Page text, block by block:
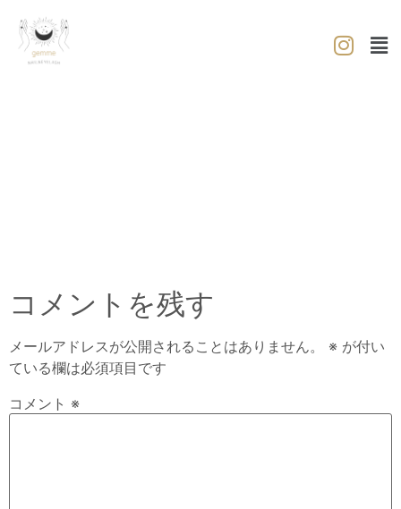
コメントを残す
メールアドレスが公開されることはありません。 ※ が付い
ている欄は必須項目です
コメント ※